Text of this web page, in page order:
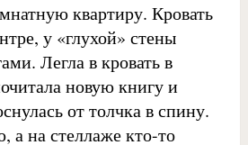
квартиру. Кровать
у «глухой» стены
Легла в кровать в
новую книгу и
от толчка в спину.
а на стеллаже кто-то